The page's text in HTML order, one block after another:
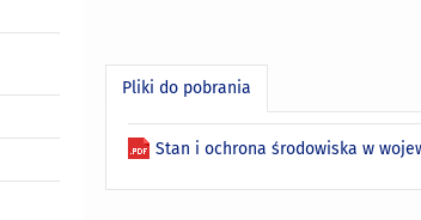
Pliki do pobrania
Stan i ochrona środowiska w